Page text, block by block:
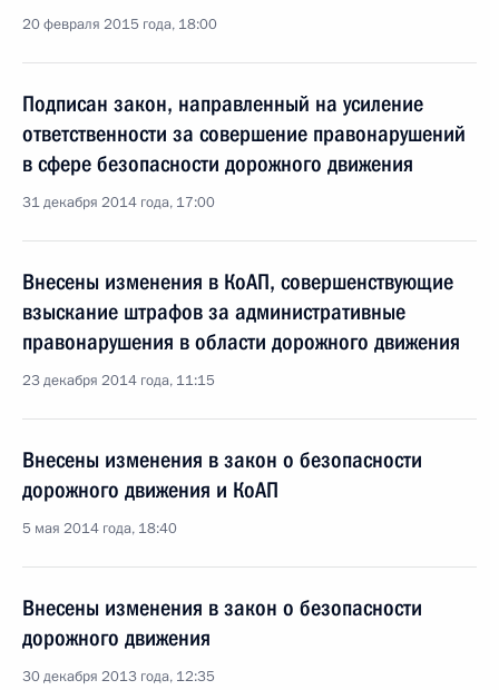
20 февраля 2015 года, 18:00
Подписан закон, направленный на усиление
ответственности за совершение правонарушений
в сфере безопасности дорожного движения
31 декабря 2014 года, 17:00
Внесены изменения в КоАП, совершенствующие
взыскание штрафов за административные
правонарушения в области дорожного движения
23 декабря 2014 года, 11:15
Внесены изменения в закон о безопасности
дорожного движения и КоАП
5 мая 2014 года, 18:40
Внесены изменения в закон о безопасности
дорожного движения
30 декабря 2013 года, 12:35